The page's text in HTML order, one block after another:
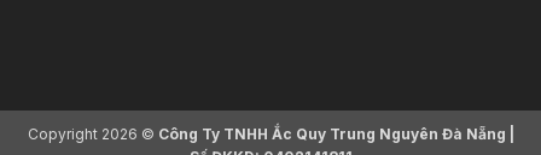
Copyright 2026 © Công Ty TNHH Ắc Quy Trung Nguyên Đà Nẵng |